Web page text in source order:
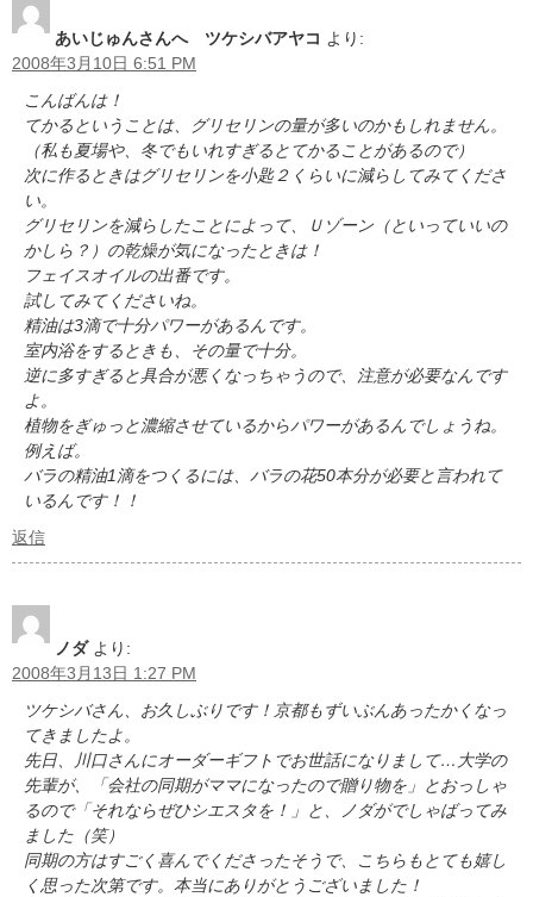
あいじゅんさんへ ツケシバアヤコ より:
2008年3月10日 6:51 PM
こんばんは！
てかるということは、グリセリンの量が多いのかもしれません。
（私も夏場や、冬でもいれすぎるとてかることがあるので）
次に作るときはグリセリンを小匙２くらいに減らしてみてくださ
い。
グリセリンを減らしたことによって、Ｕゾーン（といっていいの
かしら？）の乾燥が気になったときは！
フェイスオイルの出番です。
試してみてくださいね。
精油は3滴で十分パワーがあるんです。
室内浴をするときも、その量で十分。
逆に多すぎると具合が悪くなっちゃうので、注意が必要なんです
よ。
植物をぎゅっと濃縮させているからパワーがあるんでしょうね。
例えば。
バラの精油1滴をつくるには、バラの花50本分が必要と言われて
いるんです！！
返信
ノダ より:
2008年3月13日 1:27 PM
ツケシバさん、お久しぶりです！京都もずいぶんあったかくなっ
てきましたよ。
先日、川口さんにオーダーギフトでお世話になりまして…大学の
先輩が、「会社の同期がママになったので贈り物を」とおっしゃ
るので「それならぜひシエスタを！」と、ノダがでしゃばってみ
ました（笑）
同期の方はすごく喜んでくださったそうで、こちらもとても嬉し
く思った次第です。本当にありがとうございました！